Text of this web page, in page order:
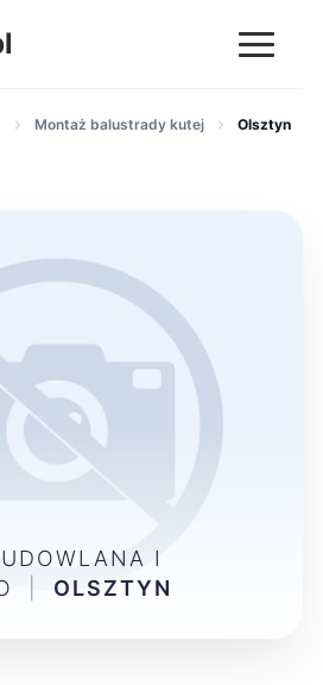
Montaż balustrady kutej Olsztyn
I
OLSZTYN